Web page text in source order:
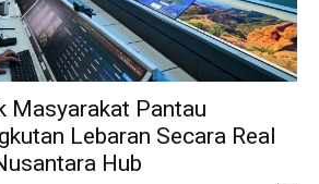
Masyarakat Pantau
Lebaran Secara Real
Hub